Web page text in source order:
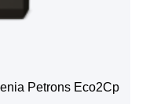
Petrons Eco2Cp